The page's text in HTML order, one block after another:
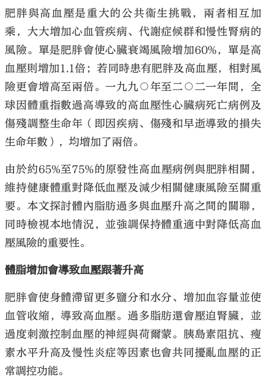
肥胖與高血壓是重大的公共衞生挑戰，兩者相互加
乘，大大增加心血管疾病、代謝症候群和慢性腎病的
風險。單是肥胖會使心臟衰竭風險增加60%，單是高
血壓則增加1.1倍；若同時患有肥胖及高血壓，相對風
險更會增高至兩倍。一九九○年至二○二一年間，全
球因體重指數過高導致的高血壓性心臟病死亡病例及
傷殘調整生命年（即因疾病、傷殘和早逝導致的損失
生命年數），均增加了兩倍。
由於約65%至75%的原發性高血壓病例與肥胖相關，
維持健康體重對降低血壓及減少相關健康風險至關重
要。本文探討體內脂肪過多與血壓升高之間的關聯，
同時檢視本地情況，並強調保持體重適中對降低高血
壓風險的重要性。
體脂增加會導致血壓跟著升高
肥胖會使身體滯留更多鹽分和水分、增加血容量並使
血管收縮，導致高血壓。過多脂肪還會壓迫腎臟，並
過度刺激控制血壓的神經與荷爾蒙。胰島素阻抗、瘦
素水平升高及慢性炎症等因素也會共同擾亂血壓的正
常調控功能。